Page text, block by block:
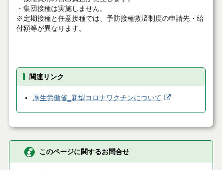
・集団接種は実施しません。
※定期接種と任意接種では、予防接種救済制度の申請先・給
付額等が異なります。
関連リンク
厚生労働省‗新型コロナワクチンについて
このページに関するお問合せ